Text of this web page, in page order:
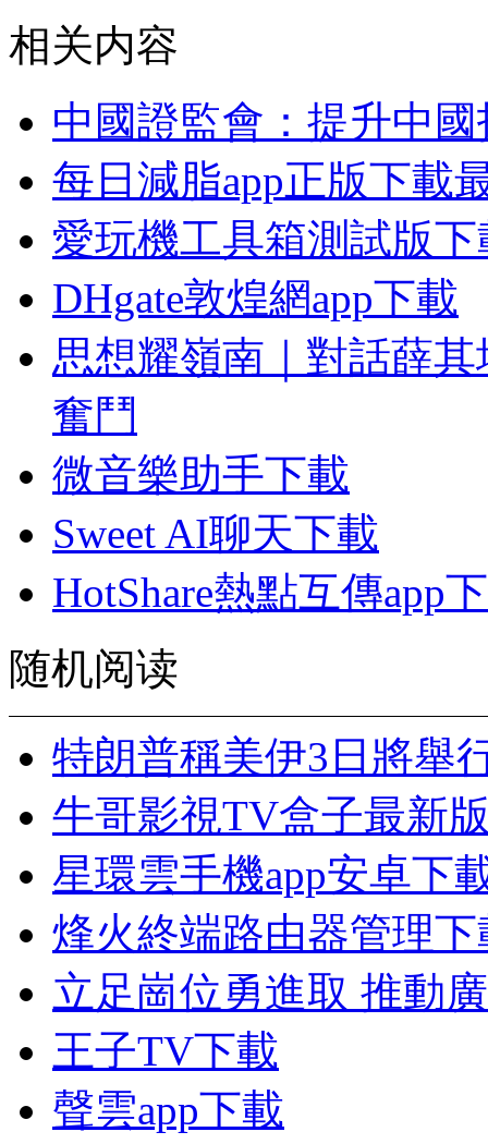
相关内容
中國證監會：提升中
每日減脂app正版下載
愛玩機工具箱測試版下
DHgate敦煌網app下載
思想耀嶺南｜對話薛
奮鬥
微音樂助手下載
Sweet AI聊天下載
HotShare熱點互傳app
随机阅读
特朗普稱美伊3日將舉
牛哥影視TV盒子最新
星環雲手機app安卓下
烽火終端路由器管理下
立足崗位勇進取 推動
王子TV下載
聲雲app下載